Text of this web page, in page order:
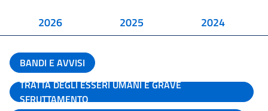
2026 2025 2024
BANDI E AVVISI
TRATTA DEGLI ESSERI UMANI E GRAVE
SFRUTTAMENTO